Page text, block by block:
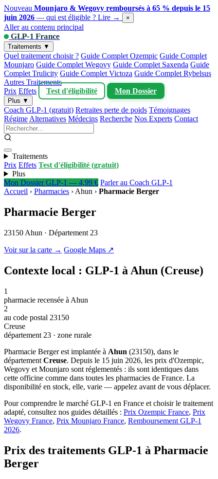
Nouveau Mounjaro & Wegovy remboursés à 65 % depuis le 15
juin 2026 — qui est éligible ? Lire → ×
Aller au contenu principal
GLP-1 France
Traitements ▼
Quel traitement choisir ? Guide Complet Ozempic Guide Complet
Mounjaro Guide Complet Wegovy Guide Complet Saxenda Guide
Complet Trulicity Guide Complet Victoza Guide Complet Rybelsus
Autres Traitements
Prix Effets Test d'éligibilité Mon Dossier
Plus ▼
Coach GLP-1 (gratuit) Retraites perte de poids Témoignages
Régime Alternatives Médecins Recherche Nos Experts Contact
Traitements
Prix Effets Test d'éligibilité (gratuit)
Plus
Mon Dossier GLP-1 — 4,99 € Parler au Coach GLP-1
Accueil › Pharmacies › Ahun › Pharmacie Berger
Pharmacie Berger
23150 Ahun · Département 23
Voir sur la carte → Google Maps ↗
Contexte local : GLP-1 à Ahun (Creuse)
1
pharmacie recensée à Ahun
2
au code postal 23150
Creuse
département 23 · zone rurale
Pharmacie Berger est implantée à Ahun (23150), dans le
département Creuse. Depuis le 15 juin 2026, les prix d'Ozempic,
Wegovy et Mounjaro sont réglementés : ils sont identiques dans
cette officine comme dans toutes les pharmacies de France. La
disponibilité en stock, elle, varie — appelez avant de vous déplacer.
Pour comprendre le marché GLP-1 en France et choisir le traitement
adapté, consultez nos guides détaillés : Prix Ozempic France, Prix
Wegovy France, Prix Mounjaro France, Remboursement GLP-1
2026.
Prix des traitements GLP-1 à Pharmacie
Berger